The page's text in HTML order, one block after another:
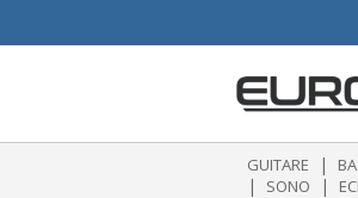
GUITARE |
| SONO |